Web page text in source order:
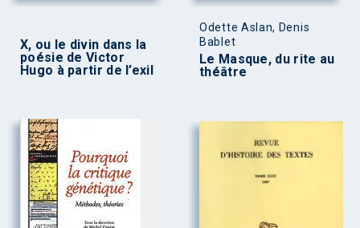
X, ou le divin dans la
poésie de Victor
Hugo à partir de l’exil
Odette Aslan, Denis
Bablet
Le Masque, du rite au
théâtre